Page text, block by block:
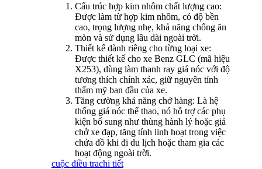
Cấu trúc hợp kim nhôm chất lượng cao:
Được làm từ hợp kim nhôm, có độ bền
cao, trọng lượng nhẹ, khả năng chống ăn
mòn và sử dụng lâu dài ngoài trời.
Thiết kế dành riêng cho từng loại xe:
Được thiết kế cho xe Benz GLC (mã hiệu
X253), dùng làm thanh ray giá nóc với độ
tương thích chính xác, giữ nguyên tính
thẩm mỹ ban đầu của xe.
Tăng cường khả năng chở hàng: Là hệ
thống giá nóc thể thao, nó hỗ trợ các phụ
kiện bổ sung như thùng hành lý hoặc giá
chở xe đạp, tăng tính linh hoạt trong việc
chứa đồ khi đi du lịch hoặc tham gia các
hoạt động ngoài trời.
cuộc điều trachi tiết